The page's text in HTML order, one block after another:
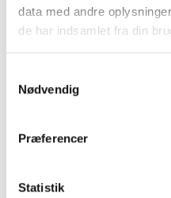
data med andre
de har indsamlet fra din
Nødvendig
Præferencer
Statistik